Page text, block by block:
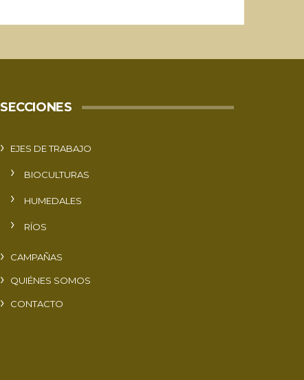
SECCIONES
EJES DE TRABAJO
BIOCULTURAS
HUMEDALES
RÍOS
CAMPAÑAS
QUIÉNES SOMOS
CONTACTO